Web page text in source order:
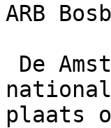
ARB
plaats